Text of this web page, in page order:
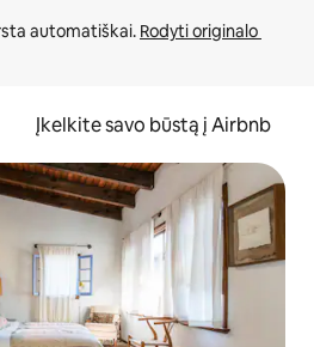
automatiškai. Rodyti originalo
Įkelkite savo būstą į Airbnb